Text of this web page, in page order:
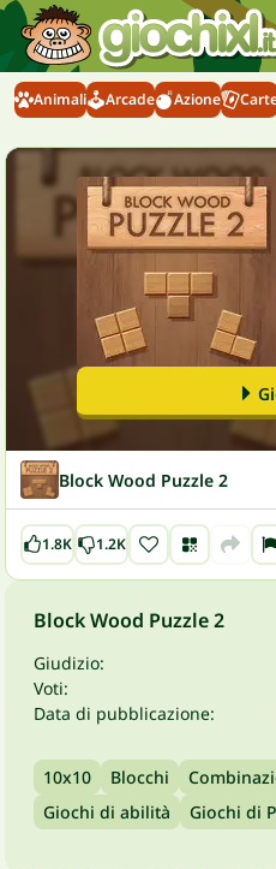
Animali Arcade Azione
Block Wood Puzzle 2
1.8K 1.2K
Block Wood Puzzle 2
Giudizio:
Voti:
Data di pubblicazione:
10x10 Blocchi
Giochi di abilità
Giochi di